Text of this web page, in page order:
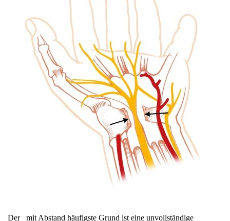
Der mit Abstand häufigste Grund ist eine unvollständige